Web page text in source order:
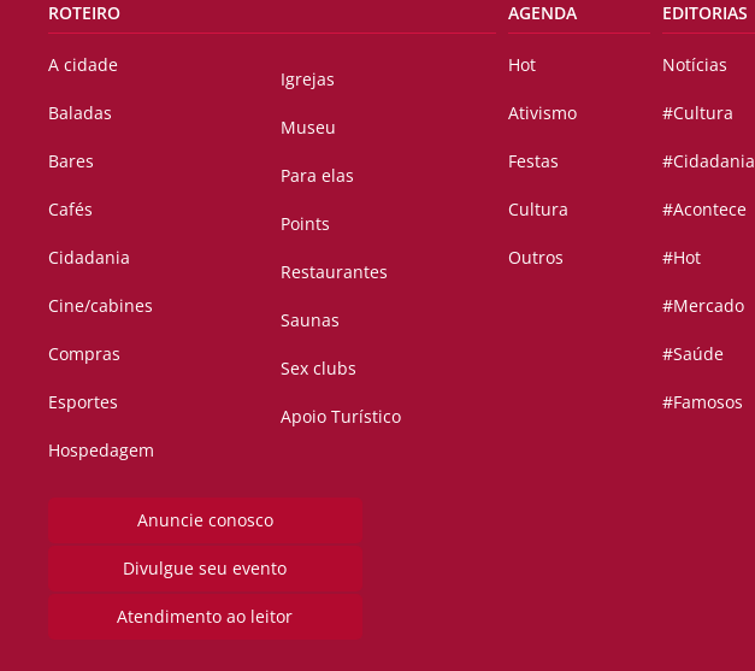
ROTEIRO
A cidade
Baladas
Bares
Cafés
Cidadania
Cine/cabines
Compras
Esportes
Hospedagem
Igrejas
Museu
Para elas
Points
Restaurantes
Saunas
Sex clubs
Apoio Turístico
Anuncie conosco
Divulgue seu evento
Atendimento ao leitor
AGENDA
Hot
Ativismo
Festas
Cultura
Outros
EDITORIAS
Notícias
#Cultura
#Cidadania
#Acontece
#Hot
#Mercado
#Saúde
#Famosos